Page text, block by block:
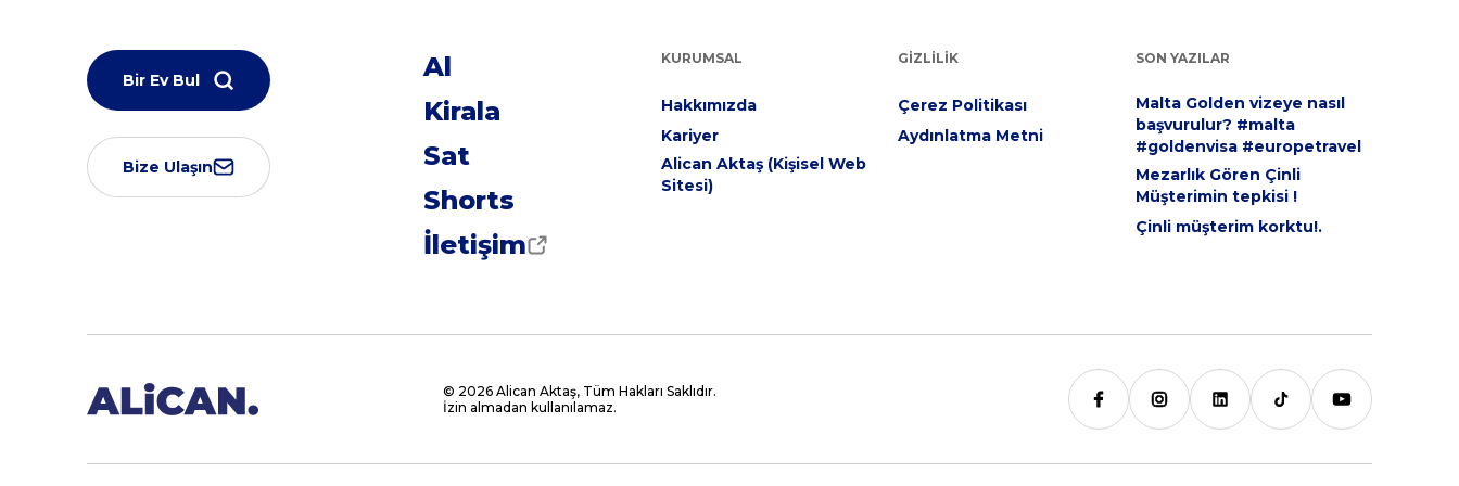
Bir Ev Bul
Bize Ulaşın
Al
Kirala
Sat
Shorts
İletişim
KURUMSAL
Hakkımızda
Kariyer
Alican Aktaş (Kişisel Web
Sitesi)
GIZLILIK
Çerez Politikası
Aydınlatma Metni
SON YAZILAR
Malta Golden vizeye nasıl
başvurulur? #malta
#goldenvisa #europetravel
Mezarlık Gören Çinli
Müşterimin tepkisi !
Çinli müşterim korktu!.
© 2026 Alican Aktaş, Tüm Hakları Saklıdır.
İzin almadan kullanılamaz.